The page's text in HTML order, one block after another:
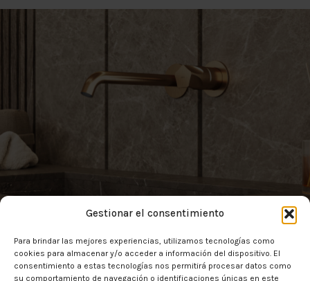
Gestionar el consentimiento
Para brindar las mejores experiencias, utilizamos tecnologías como
cookies para almacenar y/o acceder a información del dispositivo. El
consentimiento a estas tecnologías nos permitirá procesar datos como
su comportamiento de navegación o identificaciones únicas en este